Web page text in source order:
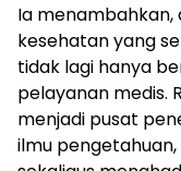
Ia
kesehatan yang
tidak lagi hanya
pelayanan medis.
menjadi pusat
ilmu